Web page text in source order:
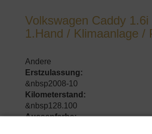
Volkswagen Caddy
1.Hand / Klimaanlage /
Andere
Erstzulassung:
&nbsp2008-10
Kilometerstand:
&nbsp128.100
Aussenfarbe: